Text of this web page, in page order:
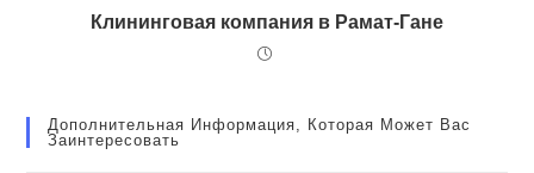
Клининговая компания в Рамат-Гане
Дополнительная Информация, Которая Может Вас
Заинтересовать